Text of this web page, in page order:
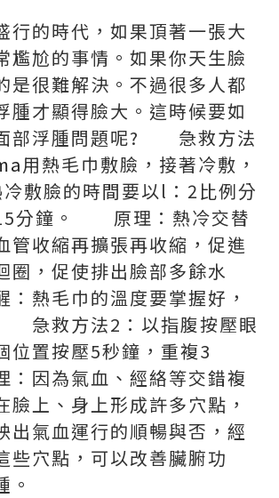
行的時代，如果頂著一張大
尷尬的事情。如果你天生臉
是很難解決。不過很多人都
腫才顯得臉大。這時候要如
部浮腫問題呢? 急救方法
用熱毛巾敷臉，接著冷敷，
敷臉的時間要以l：2比例分
分鐘。 原理：熱冷交替
管收縮再擴張再收縮，促進
圈，促使排出臉部多餘水
毛巾的溫度要掌握好，
急救方法2：以指腹按壓眼
位置按壓5秒鐘，重複3
因為氣血、經絡等交錯複
臉上、身上形成許多穴點，
出氣血運行的順暢與否，經
些穴點，可以改善臟腑功
。